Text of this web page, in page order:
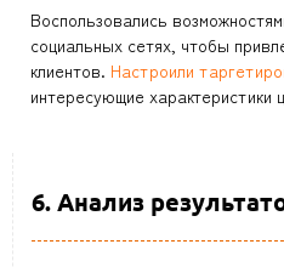
Воспользовались
социальных сетях, чтобы
клиентов. Настроили
интересующие характеристики
6. Анализ